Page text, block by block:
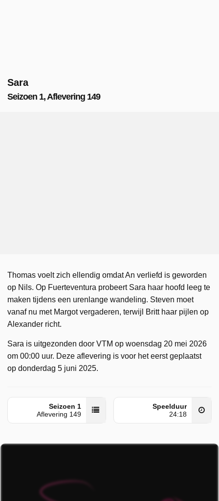
Sara
Seizoen 1, Aflevering 149
Thomas voelt zich ellendig omdat An verliefd is geworden
op Nils. Op Fuerteventura probeert Sara haar hoofd leeg te
maken tijdens een urenlange wandeling. Steven moet
vanaf nu met Margot vergaderen, terwijl Britt haar pijlen op
Alexander richt.
Sara is uitgezonden door VTM op woensdag 20 mei 2026
om 00:00 uur. Deze aflevering is voor het eerst geplaatst
op donderdag 5 juni 2025.
Seizoen 1
Aflevering 149
Speelduur
24:18